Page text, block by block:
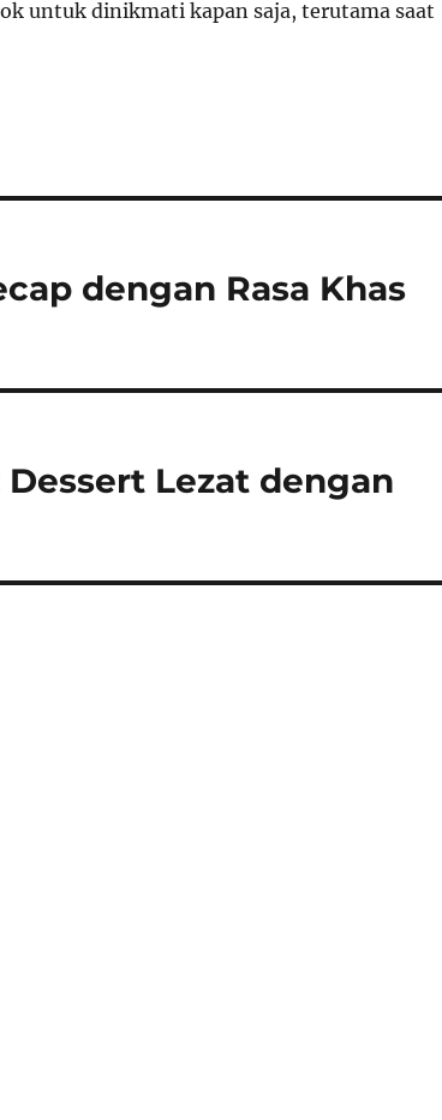
untuk dinikmati kapan saja, terutama saat
dengan Rasa Khas
Lezat dengan